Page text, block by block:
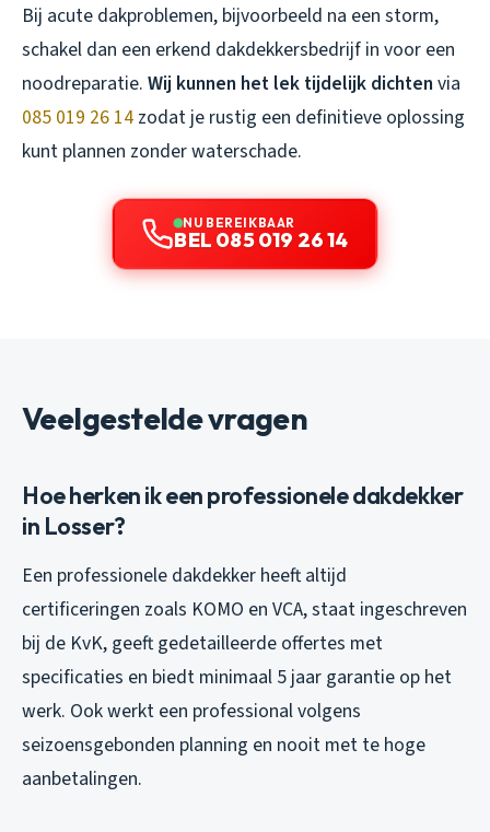
Bij acute dakproblemen, bijvoorbeeld na een storm,
schakel dan een erkend dakdekkersbedrijf in voor een
noodreparatie. Wij kunnen het lek tijdelijk dichten via
085 019 26 14 zodat je rustig een definitieve oplossing
kunt plannen zonder waterschade.
NU BEREIKBAAR
BEL 085 019 26 14
Veelgestelde vragen
Hoe herken ik een professionele dakdekker
in Losser?
Een professionele dakdekker heeft altijd
certificeringen zoals KOMO en VCA, staat ingeschreven
bij de KvK, geeft gedetailleerde offertes met
specificaties en biedt minimaal 5 jaar garantie op het
werk. Ook werkt een professional volgens
seizoensgebonden planning en nooit met te hoge
aanbetalingen.